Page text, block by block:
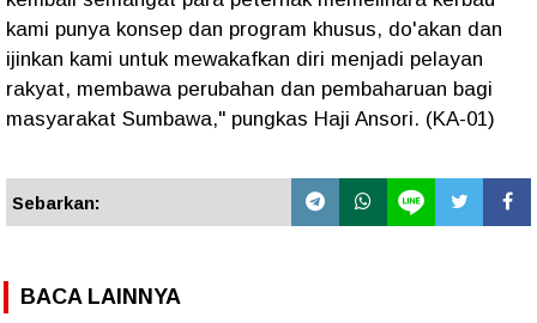
kami punya konsep dan program khusus, do'akan dan
ijinkan kami untuk mewakafkan diri menjadi pelayan
rakyat, membawa perubahan dan pembaharuan bagi
masyarakat Sumbawa," pungkas Haji Ansori. (KA-01)
Sebarkan:
BACA LAINNYA